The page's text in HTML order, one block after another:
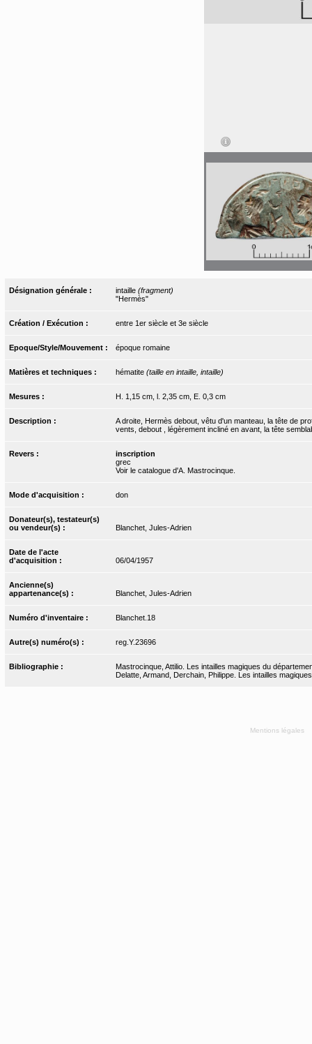
Désignation générale : intaille (fragment)
"Hermès"
Création / Exécution : entre 1er siècle et 3e siècle
Epoque/Style/Mouvement : époque romaine
Matières et techniques : hématite (taille en intaille, intaille)
Mesures : H. 1,15 cm, l. 2,35 cm, E. 0,3 cm
Description :
A droite, Hermès debout, vêtu d'un manteau, la tête de
vents, debout , légèrement incliné en avant, la tête
Revers :
inscription
grec
Voir le catalogue d'A. Mastrocinque.
Mode d'acquisition : don
Donateur(s), testateur(s)
ou vendeur(s) :
Blanchet, Jules-Adrien
Date de l'acte
d'acquisition :
06/04/1957
Ancienne(s)
appartenance(s) :
Blanchet, Jules-Adrien
Numéro d'inventaire : Blanchet.18
Autre(s) numéro(s) : reg.Y.23696
Bibliographie :
Mastrocinque, Attilio. Les intailles magiques du
Delatte, Armand, Derchain, Philippe. Les intailles
Mentions légales